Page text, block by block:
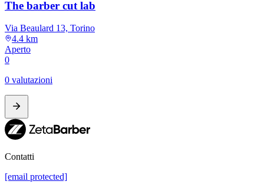
The barber cut lab
Via Beaulard 13, Torino
4.4 km
Aperto
0
0 valutazioni
Contatti
[email protected]